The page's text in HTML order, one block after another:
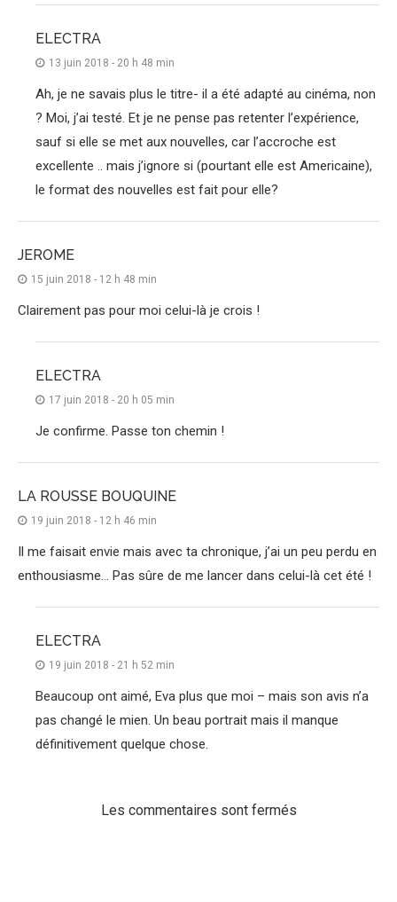
ELECTRA
13 juin 2018 - 20 h 48 min
Ah, je ne savais plus le titre- il a été adapté au cinéma, non
? Moi, j’ai testé. Et je ne pense pas retenter l’expérience,
sauf si elle se met aux nouvelles, car l’accroche est
excellente .. mais j’ignore si (pourtant elle est Americaine),
le format des nouvelles est fait pour elle?
JEROME
15 juin 2018 - 12 h 48 min
Clairement pas pour moi celui-là je crois !
ELECTRA
17 juin 2018 - 20 h 05 min
Je confirme. Passe ton chemin !
LA ROUSSE BOUQUINE
19 juin 2018 - 12 h 46 min
Il me faisait envie mais avec ta chronique, j’ai un peu perdu en
enthousiasme… Pas sûre de me lancer dans celui-là cet été !
ELECTRA
19 juin 2018 - 21 h 52 min
Beaucoup ont aimé, Eva plus que moi – mais son avis n’a
pas changé le mien. Un beau portrait mais il manque
définitivement quelque chose.
Les commentaires sont fermés